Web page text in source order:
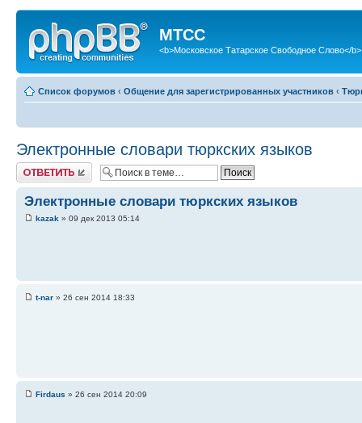
МТСС
<b>Московское Татарское Свободное Слово</b>
Список форумов ‹ Общение для зарегистрированных участников ‹
Электронные словари тюркских языков
Ответить
Электронные словари тюркских языков
kazak » 09 дек 2013 05:14
t-nar » 26 сен 2014 18:33
Firdaus » 26 сен 2014 20:09